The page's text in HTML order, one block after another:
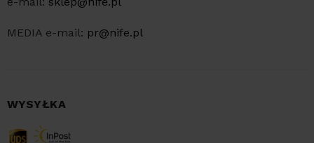
MEDIA e-mail: pr@nife.pl
WYSYŁKA